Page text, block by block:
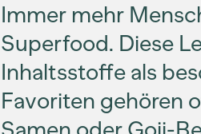
Immer mehr
Superfood. Diese
Inhaltsstoffe als
Favoriten gehören